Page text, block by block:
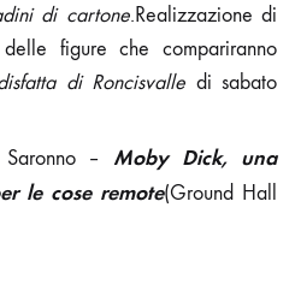
di cartone.Realizzazione di
figure che compariranno
di Roncisvalle di sabato
– Moby Dick, una
le cose remote(Ground Hall